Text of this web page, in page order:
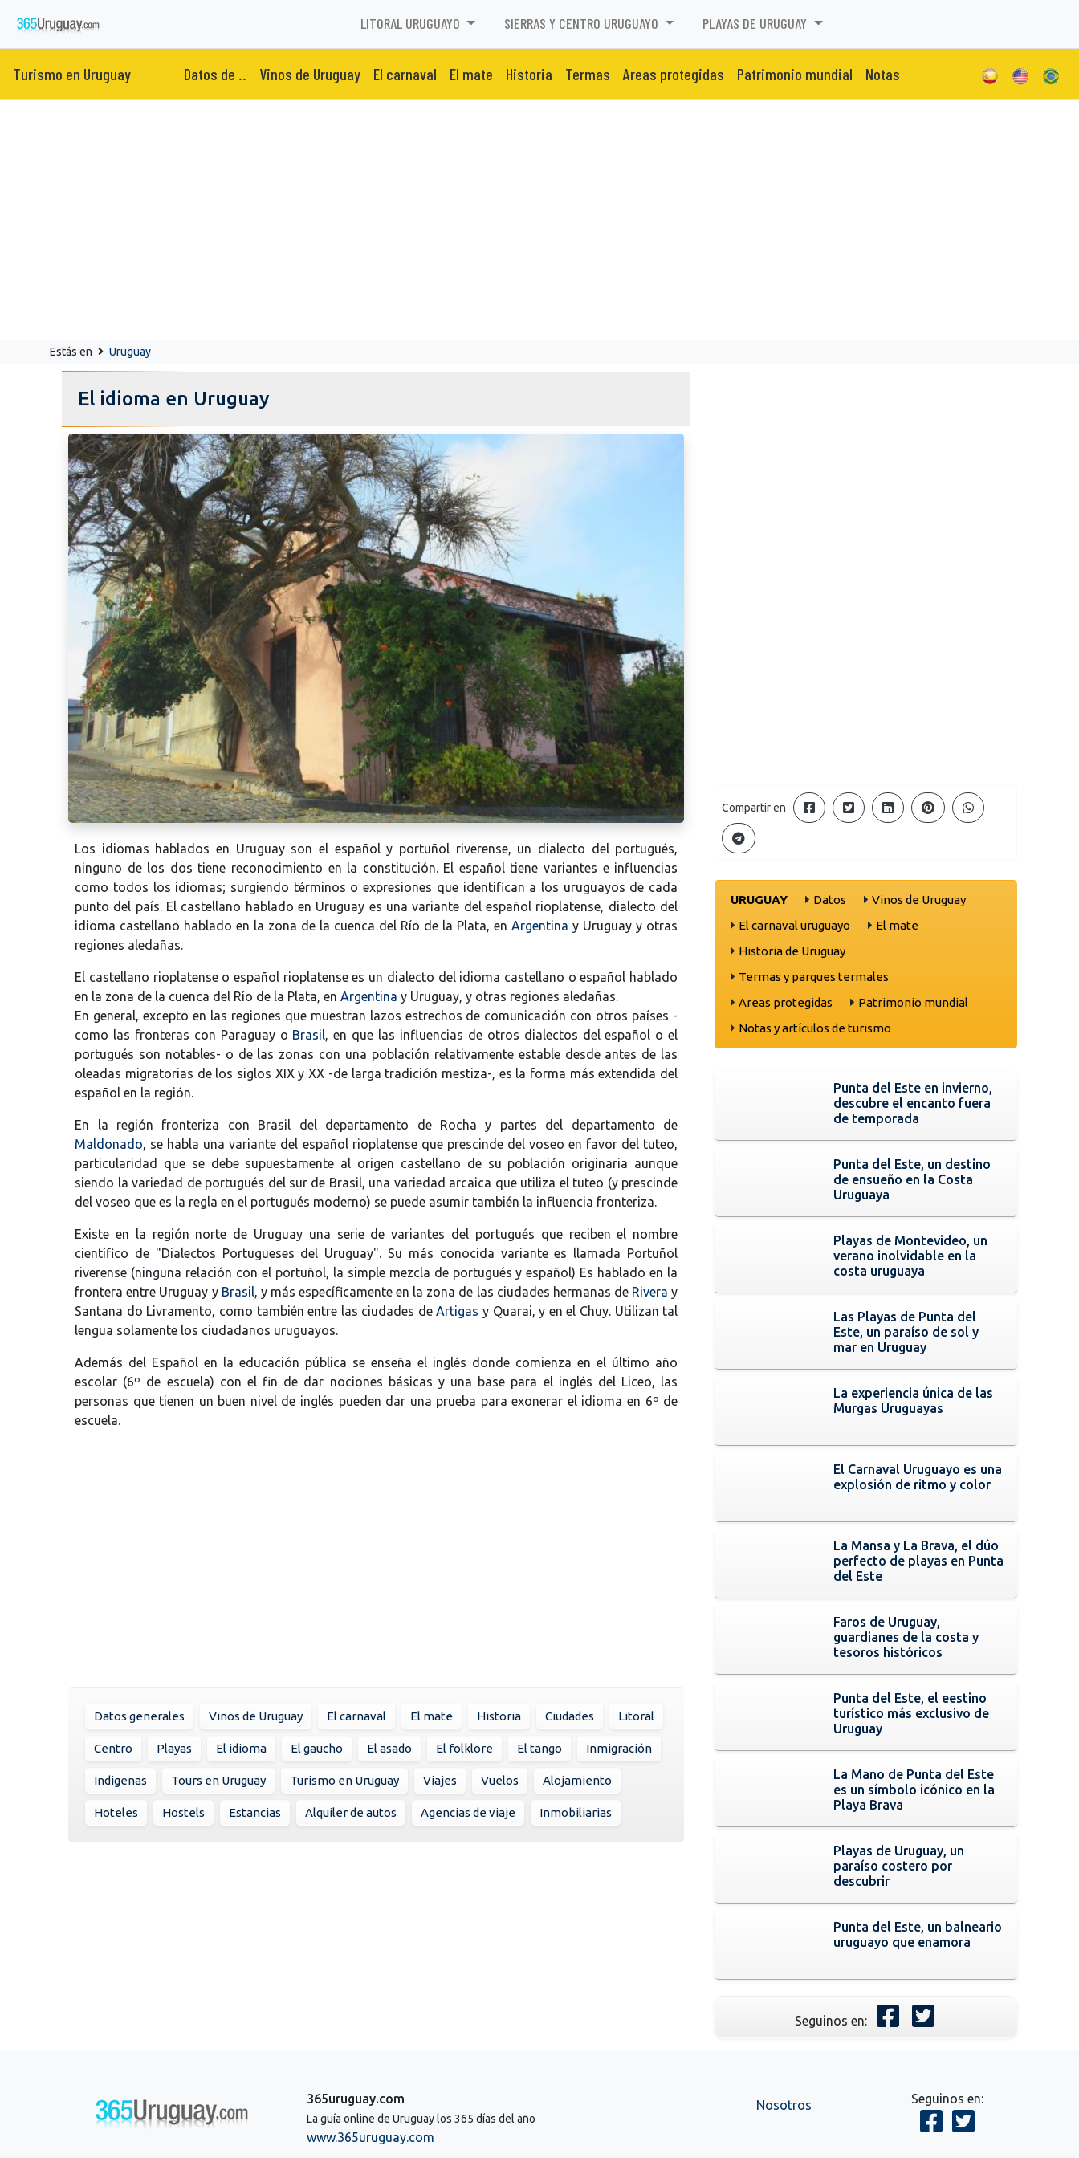
LITORAL URUGUAYO SIERRAS Y CENTRO URUGUAYO PLAYAS DE URUGUAY
Turismo en Uruguay Datos de .. Vinos de Uruguay El carnaval El mate Historia Termas Areas protegidas Patrimonio mundial Notas
Estás en Uruguay
El idioma en Uruguay
Los idiomas hablados en Uruguay son el español y portuñol riverense, un dialecto del portugués,
ninguno de los dos tiene reconocimiento en la constitución. El español tiene variantes e influencias
como todos los idiomas; surgiendo términos o expresiones que identifican a los uruguayos de cada
punto del país. El castellano hablado en Uruguay es una variante del español rioplatense, dialecto del
idioma castellano hablado en la zona de la cuenca del Río de la Plata, enArgentina y Uruguay y otras
regiones aledañas.
El castellano rioplatense o español rioplatense es un dialecto del idioma castellano o español hablado
en la zona de la cuenca del Río de la Plata, enArgentina y Uruguay, y otras regiones aledañas.
En general, excepto en las regiones que muestran lazos estrechos de comunicación con otros países -
como las fronteras con Paraguay o Brasil, en que las influencias de otros dialectos del español o el
portugués son notables- o de las zonas con una población relativamente estable desde antes de las
oleadas migratorias de los siglos XIX y XX -de larga tradición mestiza-, es la forma más extendida del
español en la región.
En la región fronteriza con Brasil del departamento de Rocha y partes del departamento de
Maldonado, se habla una variante del español rioplatense que prescinde del voseo en favor del tuteo,
particularidad que se debe supuestamente al origen castellano de su población originaria aunque
siendo la variedad de portugués del sur de Brasil, una variedad arcaica que utiliza el tuteo (y prescinde
del voseo que es la regla en el portugués moderno) se puede asumir también la influencia fronteriza.
Existe en la región norte de Uruguay una serie de variantes del portugués que reciben el nombre
científico de "Dialectos Portugueses del Uruguay". Su más conocida variante es llamada Portuñol
riverense (ninguna relación con el portuñol, la simple mezcla de portugués y español) Es hablado en la
frontera entre Uruguay y Brasil, y más específicamente en la zona de las ciudades hermanas de Rivera y
Santana do Livramento, como también entre las ciudades deArtigas y Quarai, y en el Chuy. Utilizan tal
lengua solamente los ciudadanos uruguayos.
Además del Español en la educación pública se enseña el inglés donde comienza en el último año
escolar (6º de escuela) con el fin de dar nociones básicas y una base para el inglés del Liceo, las
personas que tienen un buen nivel de inglés pueden dar una prueba para exonerar el idioma en 6º de
escuela.
Datos generales Vinos de Uruguay El carnaval El mate Historia Ciudades Litoral
Centro Playas El idioma El gaucho El asado El folklore El tango Inmigración
Indigenas Tours en Uruguay Turismo en Uruguay Viajes Vuelos Alojamiento
Hoteles Hostels Estancias Alquiler de autos Agencias de viaje Inmobiliarias
Compartir en
URUGUAY Datos
Vinos de Uruguay
El carnaval uruguayo
El mate
Historia de Uruguay
Termas y parques termales
Areas protegidas
Patrimonio mundial
Notas y artículos de turismo
Punta del Este en invierno,
descubre el encanto fuera
de temporada
Punta del Este, un destino
de ensueño en la Costa
Uruguaya
Playas de Montevideo, un
verano inolvidable en la
costa uruguaya
Las Playas de Punta del
Este, un paraíso de sol y
mar en Uruguay
La experiencia única de las
Murgas Uruguayas
El Carnaval Uruguayo es una
explosión de ritmo y color
La Mansa y La Brava, el dúo
perfecto de playas en Punta
del Este
Faros de Uruguay,
guardianes de la costa y
tesoros históricos
Punta del Este, el eestino
turístico más exclusivo de
Uruguay
La Mano de Punta del Este
es un símbolo icónico en la
Playa Brava
Playas de Uruguay, un
paraíso costero por
descubrir
Punta del Este, un balneario
uruguayo que enamora
Seguinos en:
365uruguay.com
La guía online de Uruguay los 365 días del año
www.365uruguay.com
Nosotros Seguinos en: